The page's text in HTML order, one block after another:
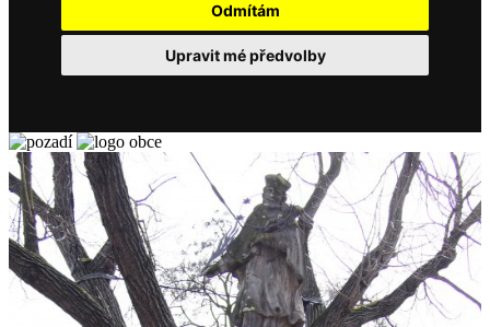
Odmítám
Upravit mé předvolby